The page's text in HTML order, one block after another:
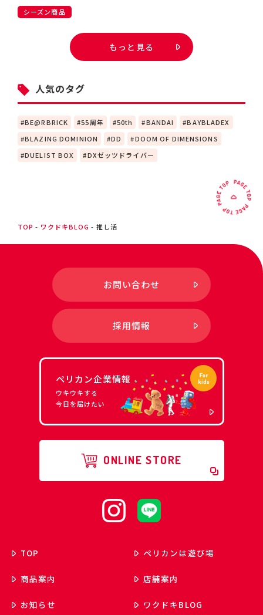
シーズン商品
もっと見る
人気のタグ
BE@RBRICK 55周年 50th BANDAI
BAYBLADEX
BLAZING DOMINION
DD
DOOM OF DIMENSIONS
DUELIST BOX
DXゼッツドライバー
TOP ワクドキBLOG 推し活
お問い合わせ
採用情報
ペリカン企業情報
ウキウキする
今日を届けたい
ONLINE STORE
TOP ペリカンは遊び場
商品案内 店舗案内
お知らせ ワクドキBLOG